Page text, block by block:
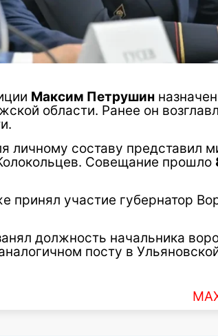
Максим Петрушин
области. Ранее он
личному составу представил
Совещание прошло
принял участие губернатор
должность начальника
посту в